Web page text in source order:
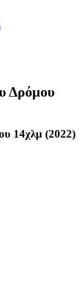
Δρόμου
14χλμ (2022)